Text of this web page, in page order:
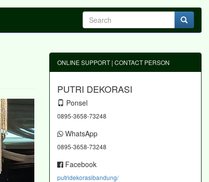
ONLINE SUPPORT | CONTACT PERSON
PUTRI DEKORASI
Ponsel
0895-3658-73248
WhatsApp
0895-3658-73248
Facebook
putridekorasibandung/